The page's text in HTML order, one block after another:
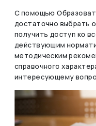
С помощью
достаточно выбрать
получить доступ ко
действующим
методическим
справочного
интересующему